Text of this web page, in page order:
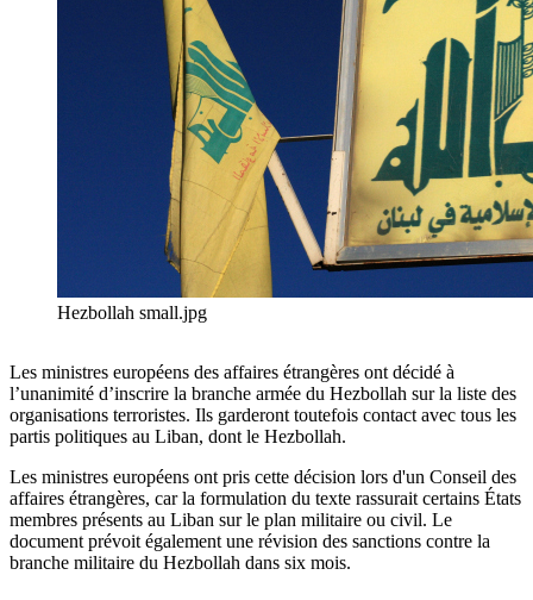
Hezbollah small.jpg
Les ministres européens des affaires étrangères ont décidé à
l’unanimité d’inscrire la branche armée du Hezbollah sur la liste des
organisations terroristes. Ils garderont toutefois contact avec tous les
partis politiques au Liban, dont le Hezbollah.
Les ministres européens ont pris cette décision lors d'un Conseil des
affaires étrangères, car la formulation du texte rassurait certains États
membres présents au Liban sur le plan militaire ou civil. Le
document prévoit également une révision des sanctions contre la
branche militaire du Hezbollah dans six mois.